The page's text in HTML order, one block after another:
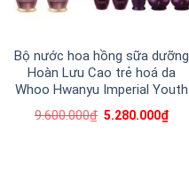
Bộ nước hoa hồng sữa dưỡng
Hoàn Lưu Cao trẻ hoá da
Whoo Hwanyu Imperial Youth
9.600.000₫ 5.280.000₫